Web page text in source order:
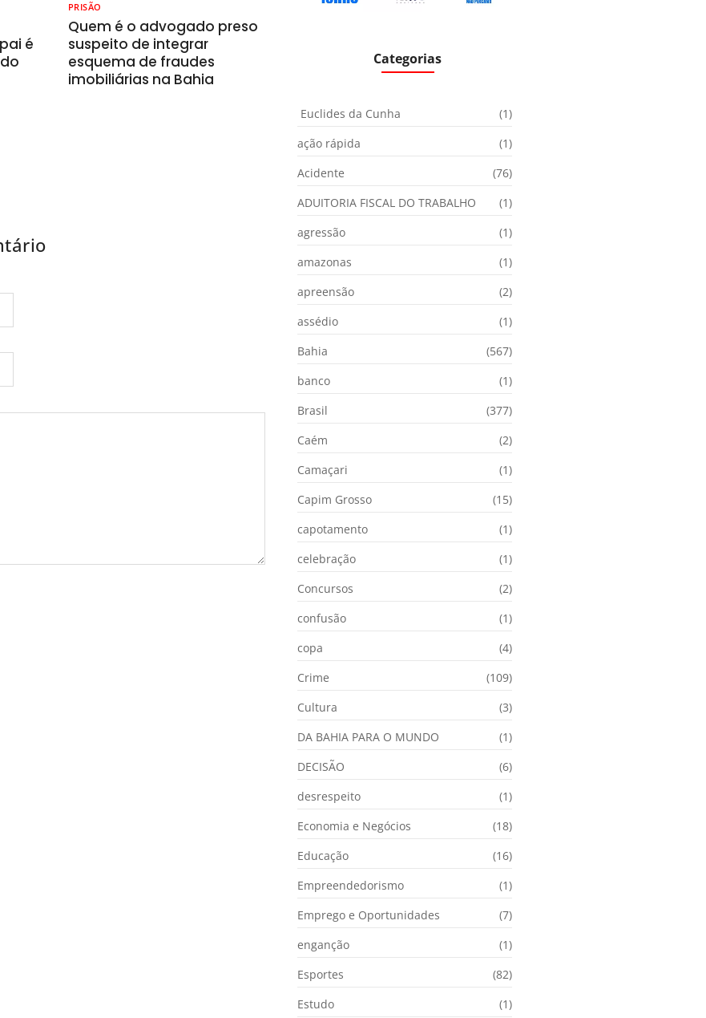
é
PRISÃO
Quem é o advogado preso
suspeito de integrar
esquema de fraudes
imobiliárias na Bahia
Categorias
Euclides da Cunha
(1)
ação rápida
(1)
Acidente
(76)
ADUITORIA FISCAL DO TRABALHO
(1)
agressão
(1)
amazonas
(1)
apreensão
(2)
assédio
(1)
Bahia
(567)
banco
(1)
Brasil
(377)
Caém
(2)
Camaçari
(1)
Capim Grosso
(15)
capotamento
(1)
celebração
(1)
Concursos
(2)
confusão
(1)
copa
(4)
Crime
(109)
Cultura
(3)
DA BAHIA PARA O MUNDO
(1)
DECISÃO
(6)
desrespeito
(1)
Economia e Negócios
(18)
Educação
(16)
Empreendedorismo
(1)
Emprego e Oportunidades
(7)
enganção
(1)
Esportes
(82)
Estudo
(1)